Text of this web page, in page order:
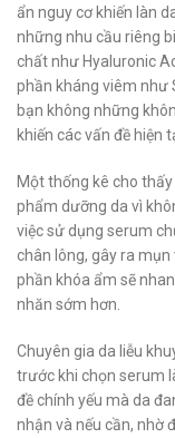
ẩn nguy cơ khiến làn
những nhu cầu riêng
chất như Hyaluronic
phần kháng viêm như
bạn không những
khiến các vấn đề hiện
Một thống kê cho
phẩm dưỡng da vì
việc sử dụng serum
chân lông, gây ra
phần khóa ẩm sẽ
nhăn sớm hơn.
Chuyên gia da liễu
trước khi chọn serum
đề chính yếu mà da
nhận và nếu cần, nhờ